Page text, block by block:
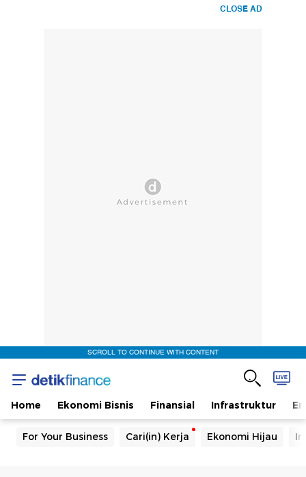
CLOSE AD
SCROLL TO CONTINUE WITH CONTENT
Home Ekonomi Bisnis Finansial Infrastruktur
For Your Business Cari(in) Kerja Ekonomi Hijau